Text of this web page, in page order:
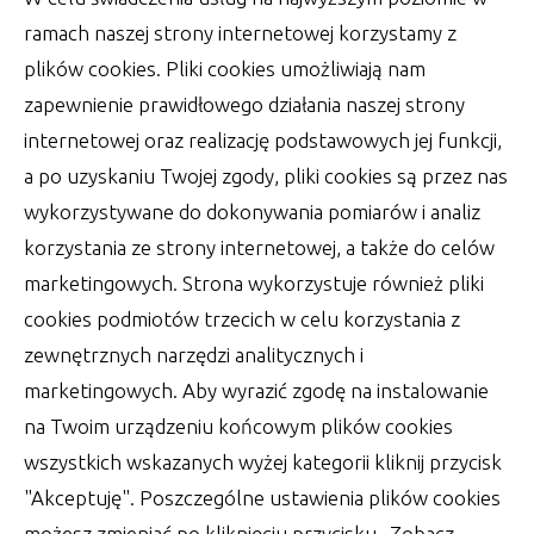
ramach naszej strony internetowej korzystamy z
plików cookies. Pliki cookies umożliwiają nam
zapewnienie prawidłowego działania naszej strony
internetowej oraz realizację podstawowych jej funkcji,
a po uzyskaniu Twojej zgody, pliki cookies są przez nas
wykorzystywane do dokonywania pomiarów i analiz
korzystania ze strony internetowej, a także do celów
marketingowych. Strona wykorzystuje również pliki
cookies podmiotów trzecich w celu korzystania z
zewnętrznych narzędzi analitycznych i
marketingowych. Aby wyrazić zgodę na instalowanie
na Twoim urządzeniu końcowym plików cookies
wszystkich wskazanych wyżej kategorii kliknij przycisk
"Akceptuję". Poszczególne ustawienia plików cookies
szczególnie dla projektanta, bo musi być ono
doskonale skomponowane
autor:Lucjan 25 lipca 2022